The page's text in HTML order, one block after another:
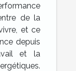
de la
et ce
depuis
et la